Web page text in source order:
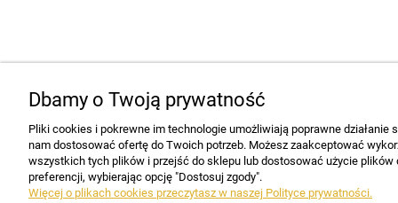
Dbamy o Twoją prywatność
Pliki cookies i pokrewne im technologie umożliwiają poprawne działanie
nam dostosować ofertę do Twoich potrzeb. Możesz zaakceptować
wszystkich tych plików i przejść do sklepu lub dostosować użycie plików
preferencji, wybierając opcję "Dostosuj zgody".
Więcej o plikach cookies przeczytasz w naszej Polityce prywatności.